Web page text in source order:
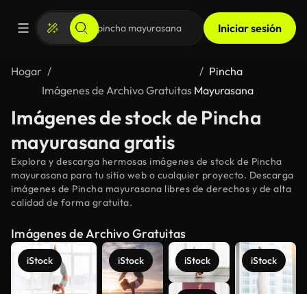
Iniciar sesión
Hogar
Imágenes de Archivo Gratuitas
Pincha
Mayurasana
Imágenes de stock de Pincha
mayurasana gratis
Explora y descarga hermosas imágenes de stock de Pincha
mayurasana para tu sitio web o cualquier proyecto. Descarga
imágenes de Pincha mayurasana libres de derechos y de alta
calidad de forma gratuita.
Imágenes de Archivo Gratuitas
iStock iStock iStock iStock